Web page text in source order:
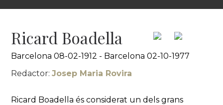
Ricard Boadella
Barcelona 08-02-1912 - Barcelona 02-10-1977
Redactor:Josep Maria Rovira
Ricard Boadella és considerat un dels grans